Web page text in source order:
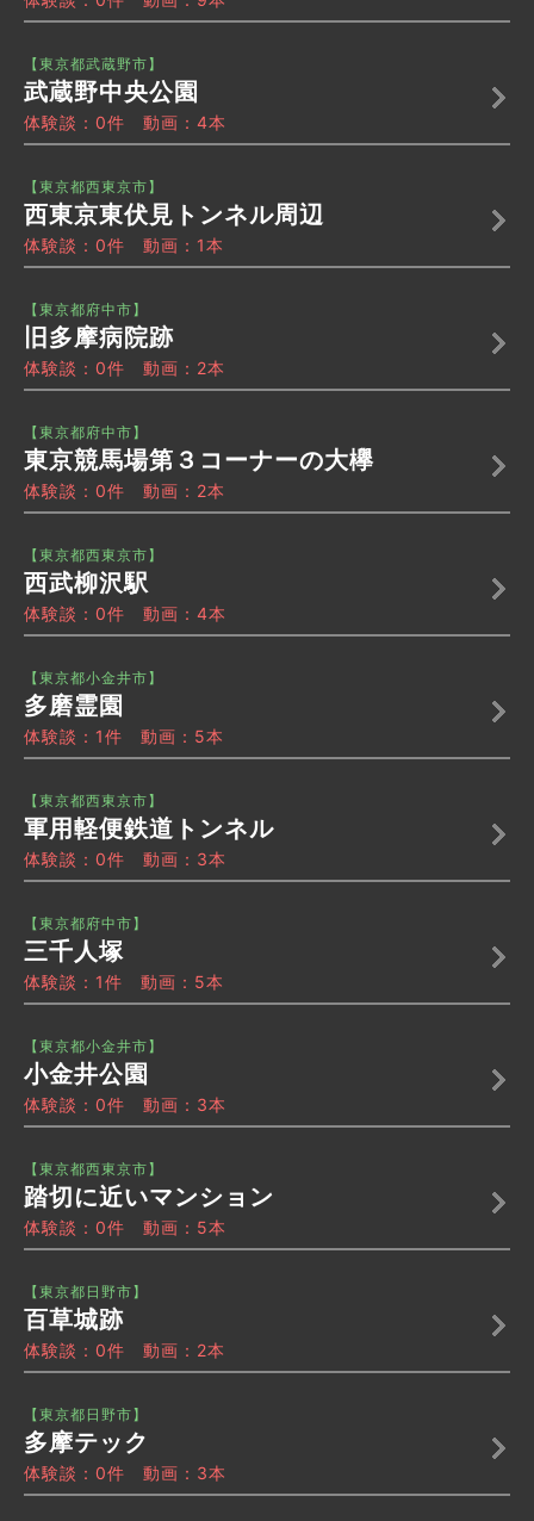
【東京都武蔵野市】
武蔵野中央公園
体験談：0件 動画：4本
【東京都西東京市】
西東京東伏見トンネル周辺
体験談：0件 動画：1本
【東京都府中市】
旧多摩病院跡
体験談：0件 動画：2本
【東京都府中市】
東京競馬場第３コーナーの大欅
体験談：0件 動画：2本
【東京都西東京市】
西武柳沢駅
体験談：0件 動画：4本
【東京都小金井市】
多磨霊園
体験談：1件 動画：5本
【東京都西東京市】
軍用軽便鉄道トンネル
体験談：0件 動画：3本
【東京都府中市】
三千人塚
体験談：1件 動画：5本
【東京都小金井市】
小金井公園
体験談：0件 動画：3本
【東京都西東京市】
踏切に近いマンション
体験談：0件 動画：5本
【東京都日野市】
百草城跡
体験談：0件 動画：2本
【東京都日野市】
多摩テック
体験談：0件 動画：3本